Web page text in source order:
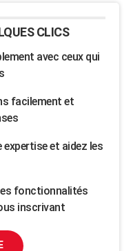
CLICS
avec ceux qui
facilement et
et aidez les
fonctionnalités
inscrivant